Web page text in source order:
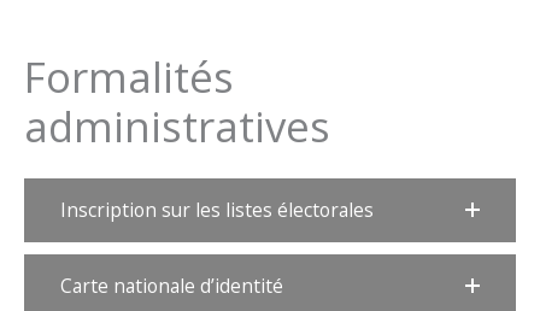
Formalités
administratives
Inscription sur les listes électorales
Carte nationale d’identité